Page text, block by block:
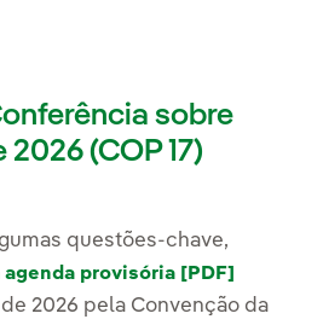
sobre
(COP 17)
questões-chave,
provisória [PDF]
2026 pela Convenção da